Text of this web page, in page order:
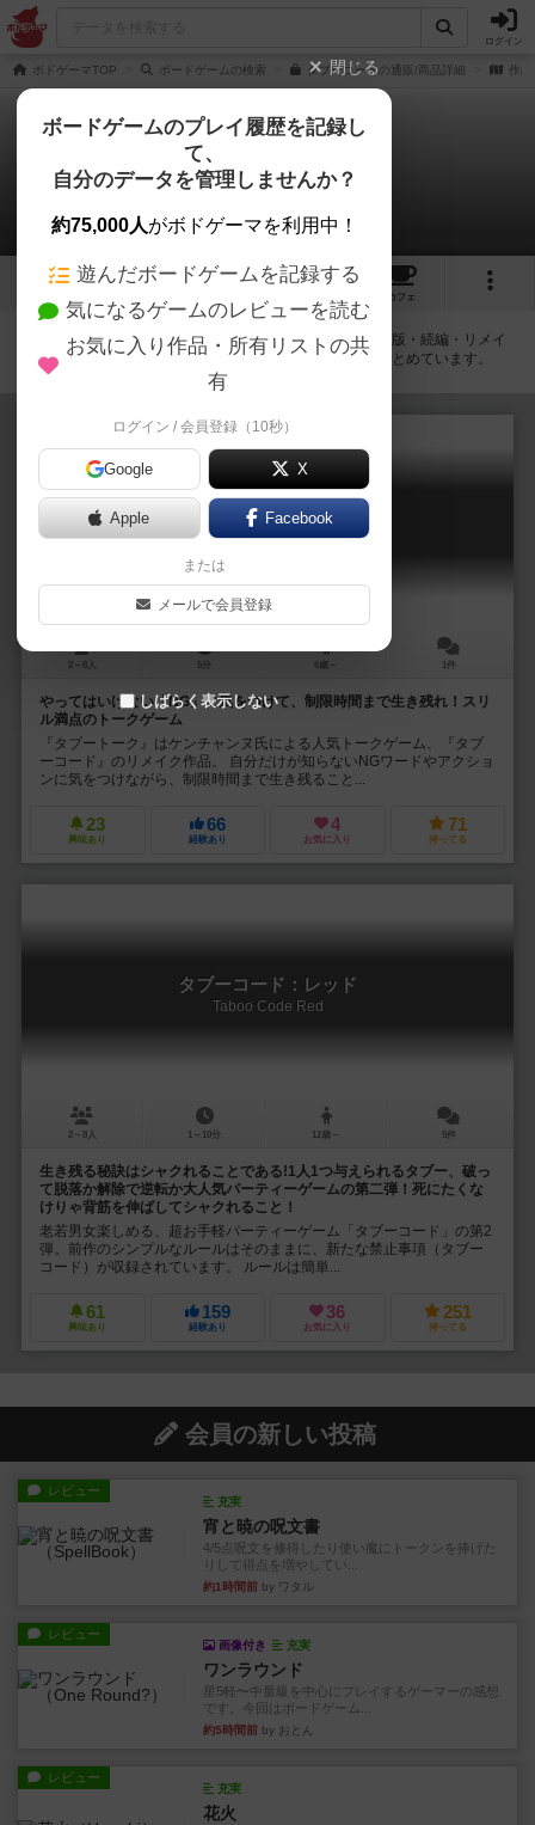
ログイン
ボドゲーマTOP ボードゲームの検索 タブーコードの通販/商品詳細 作品
タブーコード
拡張/関連作品 2件
2 1 20
カフェ
タブーコードに紐付いているボードゲーム一覧です。拡張版・続編・リメイ
ク版などの同じシリーズを中心に、関連性の強い作品をまとめています。
タブートーク
Taboo Talk
2～8人 5分 6歳～ 1件
やってはいけない「NG」に気をつけて、制限時間まで生き残れ！スリ
ル満点のトークゲーム
『タブートーク』はケンチャンヌ氏による人気トークゲーム、『タブ
ーコード』のリメイク作品。 自分だけが知らないNGワードやアクショ
ンに気をつけながら、制限時間まで生き残ること...
23
興味あり
66
経験あり
4
お気に入り
71
持ってる
タブーコード：レッド
Taboo Code Red
2～8人 1～10分 12歳～ 5件
生き残る秘訣はシャクれることである!1人1つ与えられるタブー、破っ
て脱落か解除で逆転か大人気パーティーゲームの第二弾！死にたくな
けりゃ背筋を伸ばしてシャクれること！
老若男女楽しめる、超お手軽パーティーゲーム「タブーコード」の第2
弾。前作のシンプルなルールはそのままに、新たな禁止事項（タブー
コード）が収録されています。 ルールは簡単...
61
興味あり
159
経験あり
36
お気に入り
251
持ってる
会員の新しい投稿
レビュー
充実
宵と暁の呪文書
4/5点呪文を修得したり使い魔にトークンを捧げた
りして得点を増やしてい...
約1時間前 by ワタル
レビュー
画像付き 充実
ワンラウンド
星5軽〜中量級を中心にプレイするゲーマーの感想
です。今回はボードゲーム...
約5時間前 by おとん
レビュー
充実
花火
閉じる
ボードゲームのプレイ履歴を記録し
て、
自分のデータを管理しませんか？
約75,000人がボドゲーマを利用中！
遊んだボードゲームを記録する
気になるゲームのレビューを読む
お気に入り作品・所有リストの共
有
ログイン / 会員登録（10秒）
Google X
Apple Facebook
または
メールで会員登録
しばらく表示しない